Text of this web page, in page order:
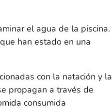
el agua de la piscina.
han estado en una
con la natación y la
propagan a través de
consumida